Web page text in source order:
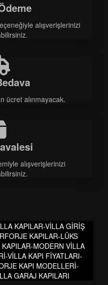
alışverişlerinizi
ücret alınmayacak.
alışverişlerinizi
KAPILAR-VİLLA GİRİŞ
KAPILAR-LÜKS
MODERN VİLLA
VİLLA KAPI FİYATLARI-
KAPI MODELLERİ-
GARAJ KAPILARI